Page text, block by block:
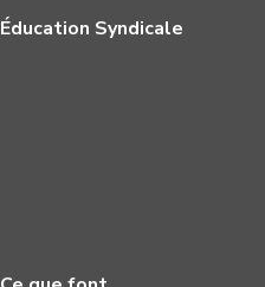
Éducation Syndicale